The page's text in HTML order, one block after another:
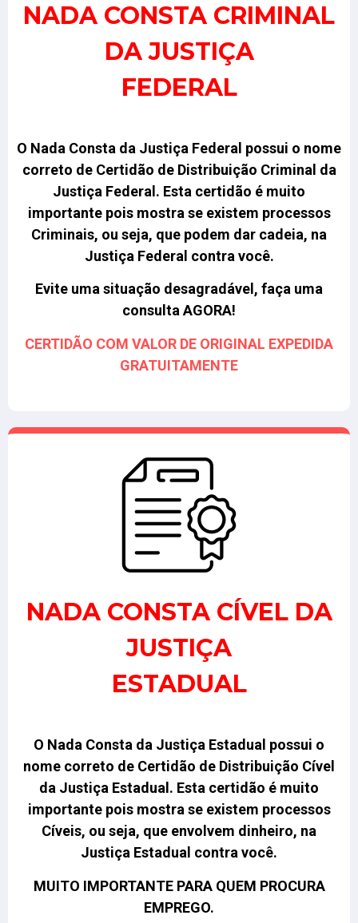
NADA CONSTA CRIMINAL
DA JUSTIÇA
FEDERAL
O Nada Consta da Justiça Federal possui o nome
correto de Certidão de Distribuição Criminal da
Justiça Federal. Esta certidão é muito
importante pois mostra se existem processos
Criminais, ou seja, que podem dar cadeia, na
Justiça Federal contra você.
Evite uma situação desagradável, faça uma
consulta AGORA!
CERTIDÃO COM VALOR DE ORIGINAL EXPEDIDA
GRATUITAMENTE
NADA CONSTA CÍVEL DA
JUSTIÇA
ESTADUAL
O Nada Consta da Justiça Estadual possui o
nome correto de Certidão de Distribuição Cível
da Justiça Estadual. Esta certidão é muito
importante pois mostra se existem processos
Cíveis, ou seja, que envolvem dinheiro, na
Justiça Estadual contra você.
MUITO IMPORTANTE PARA QUEM PROCURA
EMPREGO.